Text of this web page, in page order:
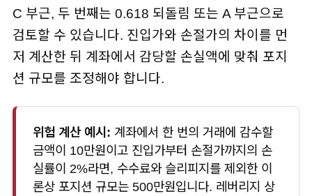
C 부근, 두 번째는 0.618 되돌림 또는 A 부근으로
검토할 수 있습니다. 진입가와 손절가의 차이를 먼
저 계산한 뒤 계좌에서 감당할 손실액에 맞춰 포지
션 규모를 조정해야 합니다.
위험 계산 예시: 계좌에서 한 번의 거래에 감수할
금액이 10만원이고 진입가부터 손절가까지의 손
실률이 2%라면, 수수료와 슬리피지를 제외한 이
론상 포지션 규모는 500만원입니다. 레버리지 상